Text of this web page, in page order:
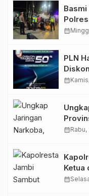
calendar_month
PLN
GIIAS
calendar_month
calendar_month
Ketua
calendar_month